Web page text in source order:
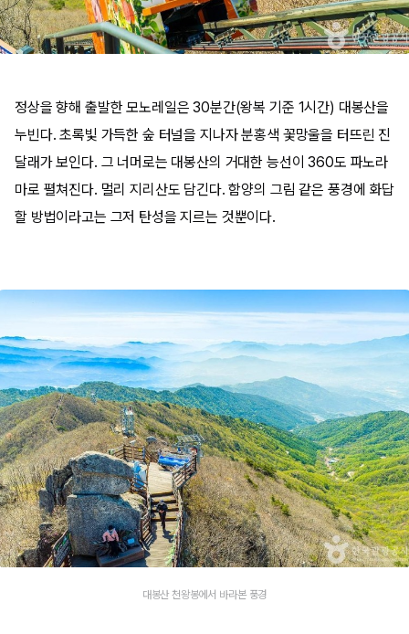
정상을 향해 출발한 모노레일은 30분간(왕복 기준 1시간) 대봉산을
누빈다. 초록빛 가득한 숲 터널을 지나자 분홍색 꽃망울을 터뜨린 진
달래가 보인다. 그 너머로는 대봉산의 거대한 능선이 360도 파노라
마로 펼쳐진다. 멀리 지리산도 담긴다. 함양의 그림 같은 풍경에 화답
할 방법이라고는 그저 탄성을 지르는 것뿐이다.
대봉산 천왕봉에서 바라본 풍경